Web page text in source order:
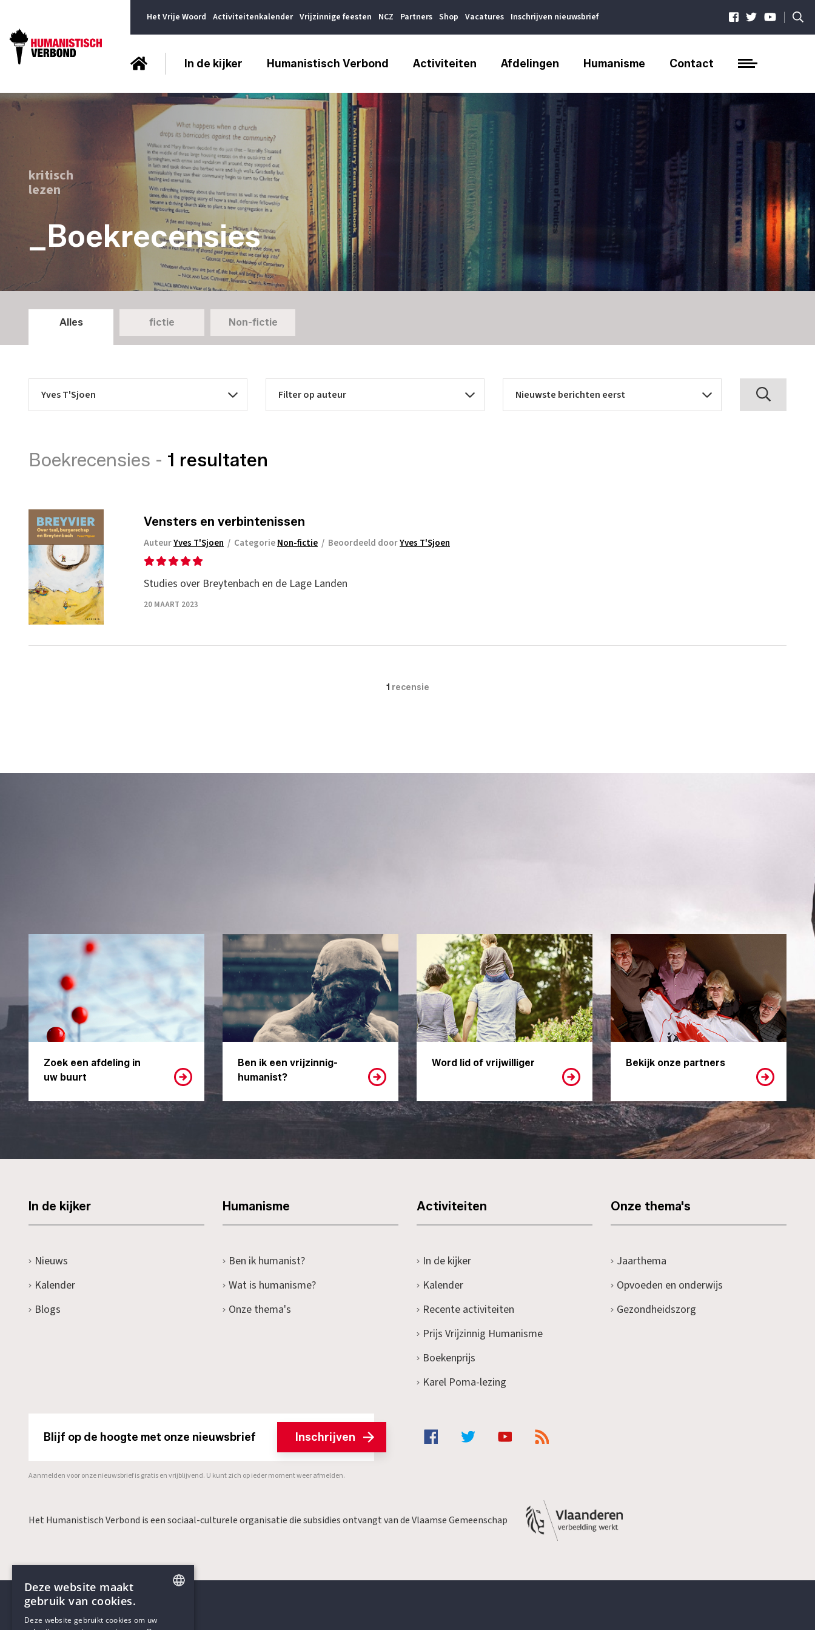
Het Vrije Woord Activiteitenkalender Vrijzinnige feesten NCZ Partners Shop Vacatures Inschrijven nieuwsbrief |
In de kijker Humanistisch Verbond Activiteiten Afdelingen Humanisme Contact
kritisch
lezen
_Boekrecensies
Alles fictie Non-fictie
Boekrecensies - 1 resultaten
Vensters en verbintenissen
AuteurYves T'Sjoen / CategorieNon-fictie / Beoordeeld doorYves T'Sjoen
Studies over Breytenbach en de Lage Landen
20 MAART 2023
1 recensie
Zoek een afdeling in
uw buurt
Ben ik een vrijzinnig-
humanist?
Word lid of vrijwilliger Bekijk onze partners
In de kijker
Nieuws
Kalender
Blogs
Humanisme
Ben ik humanist?
Wat is humanisme?
Onze thema's
Activiteiten
In de kijker
Kalender
Recente activiteiten
Prijs Vrijzinnig Humanisme
Boekenprijs
Karel Poma-lezing
Onze thema's
Jaarthema
Opvoeden en onderwijs
Gezondheidszorg
Blijf op de hoogte met onze nieuwsbrief Inschrijven
Aanmelden voor onze nieuwsbrief is gratis en vrijblijvend. U kunt zich op ieder moment weer afmelden.
Het Humanistisch Verbond is een sociaal-culturele organisatie die subsidies ontvangt van de Vlaamse Gemeenschap
Deze website maakt
gebruik van cookies.
Deze website gebruikt cookies om uw